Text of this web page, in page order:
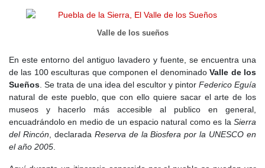
con más de 1.200 cabezas de ovino y caprino. La agricultura era
Además, la producción de madera y carbón continuaba siendo
Durante elsiglo XIX, en 1833, la reforma territorial de Javier de
BurgosincorporóPuebla de la Sierra a la provincia de Madrid,
separándola de Guadalajara. La desamortización de Madoz en
1855 supuso la venta de gran parte de las tierras comunales,
aunque la mayoría quedaron en manos del Gobierno. Durante la
segunda mitad del siglo, la población osciló entre los 200 y 300
habitantes, y la actividad económica se mantuvo estable gracias
Valle de los sueños
En este entorno del antiguo lavadero y fuente, se encuentra una
de las 100 esculturas que componen el denominadoValle de los
Sueños. Se trata de una idea del escultor y pintor Federico Eguía
natural de este pueblo, que con ello quiere sacar el arte de los
museos y hacerlo más accesible al publico en general,
encuadrándolo en medio de un espacio natural como es la Sierra
del Rincón, declarada Reserva de la Biosfera por la UNESCO en
el año 2005.